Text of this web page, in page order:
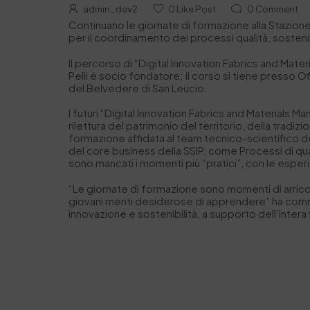
admin_dev2 0 Like Post 0 Comment
Continuano le giornate di formazione alla
per il coordinamento dei processi qualità,
Il percorso di “Digital Innovation Fabrics and
Pelli è socio fondatore; il corso si tiene presso
del Belvedere di San Leucio.
I futuri “Digital Innovation Fabrics and Materials
rilettura del patrimonio del territorio, della
formazione affidata al team tecnico-scientifico
del core business della SSIP, come Processi di
sono mancati i momenti più “pratici”, con le
“Le giornate di formazione sono momenti di
giovani menti desiderose di apprendere” ha
innovazione e sostenibilità, a supporto